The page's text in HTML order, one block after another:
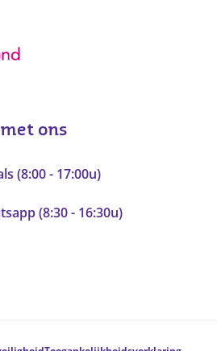
ons
(8:00 - 17:00u)
(8:30 - 16:30u)